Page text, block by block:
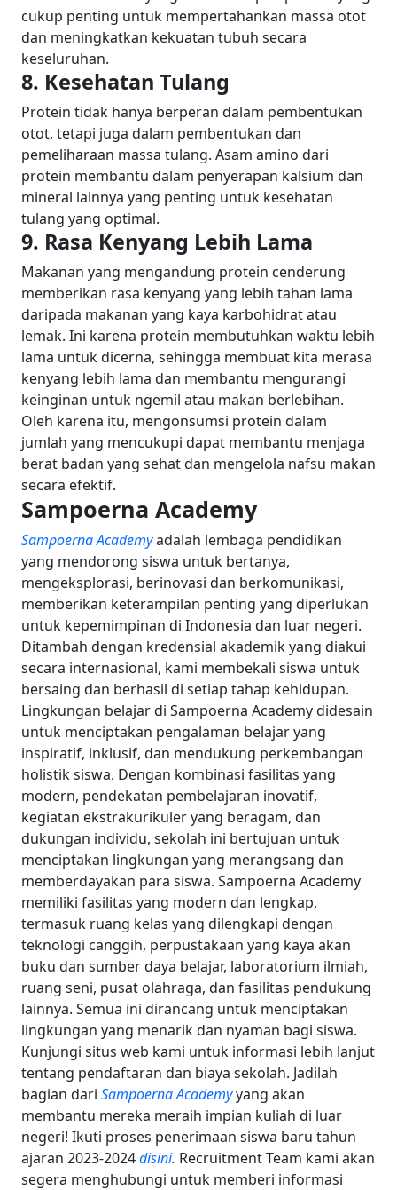
cukup penting untuk mempertahankan massa otot
dan meningkatkan kekuatan tubuh secara
keseluruhan.
8. Kesehatan Tulang
Protein tidak hanya berperan dalam pembentukan
otot, tetapi juga dalam pembentukan dan
pemeliharaan massa tulang. Asam amino dari
protein membantu dalam penyerapan kalsium dan
mineral lainnya yang penting untuk kesehatan
tulang yang optimal.
9. Rasa Kenyang Lebih Lama
Makanan yang mengandung protein cenderung
memberikan rasa kenyang yang lebih tahan lama
daripada makanan yang kaya karbohidrat atau
lemak. Ini karena protein membutuhkan waktu lebih
lama untuk dicerna, sehingga membuat kita merasa
kenyang lebih lama dan membantu mengurangi
keinginan untuk ngemil atau makan berlebihan.
Oleh karena itu, mengonsumsi protein dalam
jumlah yang mencukupi dapat membantu menjaga
berat badan yang sehat dan mengelola nafsu makan
secara efektif.
Sampoerna Academy
Sampoerna Academyadalah lembaga pendidikan
yang mendorong siswa untuk bertanya,
mengeksplorasi, berinovasi dan berkomunikasi,
memberikan keterampilan penting yang diperlukan
untuk kepemimpinan di Indonesia dan luar negeri.
Ditambah dengan kredensial akademik yang diakui
secara internasional, kami membekali siswa untuk
bersaing dan berhasil di setiap tahap kehidupan.
Lingkungan belajar di Sampoerna Academy didesain
untuk menciptakan pengalaman belajar yang
inspiratif, inklusif, dan mendukung perkembangan
holistik siswa. Dengan kombinasi fasilitas yang
modern, pendekatan pembelajaran inovatif,
kegiatan ekstrakurikuler yang beragam, dan
dukungan individu, sekolah ini bertujuan untuk
menciptakan lingkungan yang merangsang dan
memberdayakan para siswa. Sampoerna Academy
memiliki fasilitas yang modern dan lengkap,
termasuk ruang kelas yang dilengkapi dengan
teknologi canggih, perpustakaan yang kaya akan
buku dan sumber daya belajar, laboratorium ilmiah,
ruang seni, pusat olahraga, dan fasilitas pendukung
lainnya. Semua ini dirancang untuk menciptakan
lingkungan yang menarik dan nyaman bagi siswa.
Kunjungi situs web kami untuk informasi lebih lanjut
tentang pendaftaran dan biaya sekolah. Jadilah
bagian dari Sampoerna Academyyang akan
membantu mereka meraih impian kuliah di luar
negeri! Ikuti proses penerimaan siswa baru tahun
ajaran 2023-2024disini. Recruitment Team kami akan
segera menghubungi untuk memberi informasi